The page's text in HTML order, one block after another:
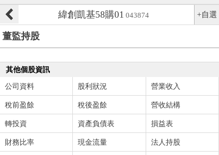
緯創凱基58購01 043874 +自選
董監持股
其他個股資訊
公司資料 股利狀況 營業收入
稅前盈餘 稅後盈餘 營收結構
轉投資 資產負債表 損益表
財務比率 現金流量 法人持股